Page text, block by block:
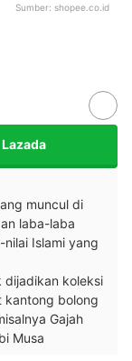
Sumber: shopee.co.id
Lazada
muncul di
laba-laba
Islami yang
dijadikan koleksi
kantong bolong
Gajah
Musa